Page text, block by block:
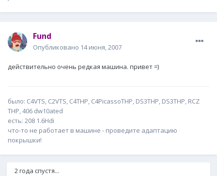
Fund
Опубликовано 14 июня, 2007
действительно очень редкая машина. привет =)
было: С4VTS, C2VTS, C4THP, C4PicassoTHP, DS3THP, DS3THP, RCZ
THP, 406 dw10ated
есть: 208 1.6Hdi
что-то не работает в машине - проведите адаптацию
покрышки!
2 года спустя...